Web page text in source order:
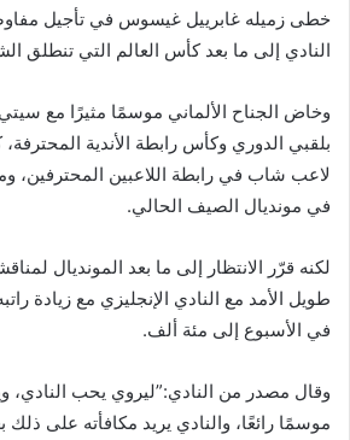
خطى زميله غابرييل غيسوس في تأجيل
النادي إلى ما بعد كأس العالم التي تنطلق
وخاض الجناح الألماني موسمًا مثيرًا مع
بلقبي الدوري وكأس رابطة الأندية
لاعب شاب في رابطة اللاعبين المحترفين،
في مونديال الصيف الحالي.
لكنه قرّر الانتظار إلى ما بعد المونديال
في الأسبوع إلى مئة ألف.
وقال مصدر من النادي:”ليروي يحب النادي،
موسمًا رائعًا، والنادي يريد مكافأته على